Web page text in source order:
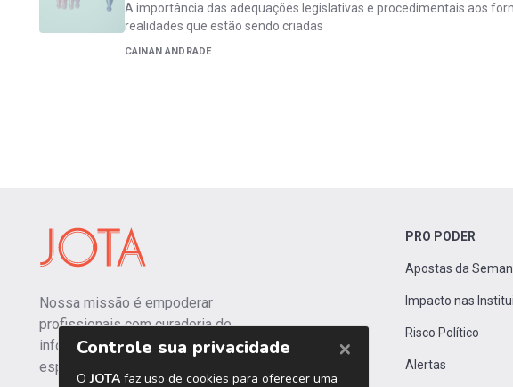
A importância das adequações legislativas e procedimentais aos
realidades que estão sendo criadas
CAINAN ANDRADE
Nossa missão é empoderar
profissionais com curadoria de
informações independentes e
especializadas.
PRO PODER
Apostas da
Impacto nas
Risco Político
Alertas